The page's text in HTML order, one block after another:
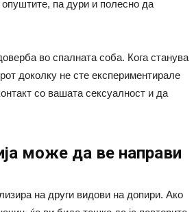
па дури и полесно да
во спалната соба. Кога станува
доколку не сте експериментирале
со вашата сексуалност и да
може да ве направи
на други видови на допири. Ако